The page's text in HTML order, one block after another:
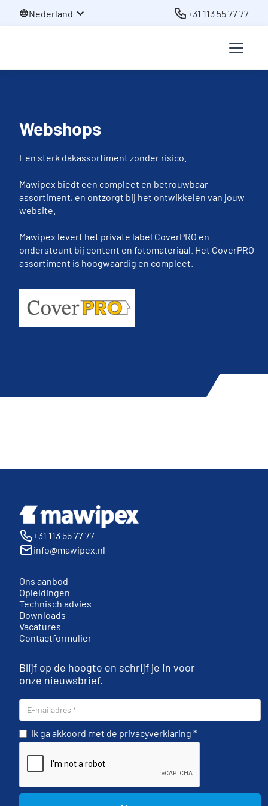
Nederland +31 113 55 77 77
Webshops
Een sterk dakassortiment zonder risico.
Mawipex biedt een compleet en betrouwbaar
assortiment, en ontzorgt bij het ontwikkelen van jouw
website.
Mawipex levert het private label CoverPRO en
ondersteunt bij content en fotomateriaal. Het CoverPRO
assortiment is hoogwaardig en compleet.
+31 113 55 77 77
info@mawipex.nl
Ons aanbod
Opleidingen
Technisch advies
Downloads
Vacatures
Contactformulier
Blijf op de hoogte en schrijf je in voor
onze nieuwsbrief.
Ik ga akkoord met de privacyverklaring *